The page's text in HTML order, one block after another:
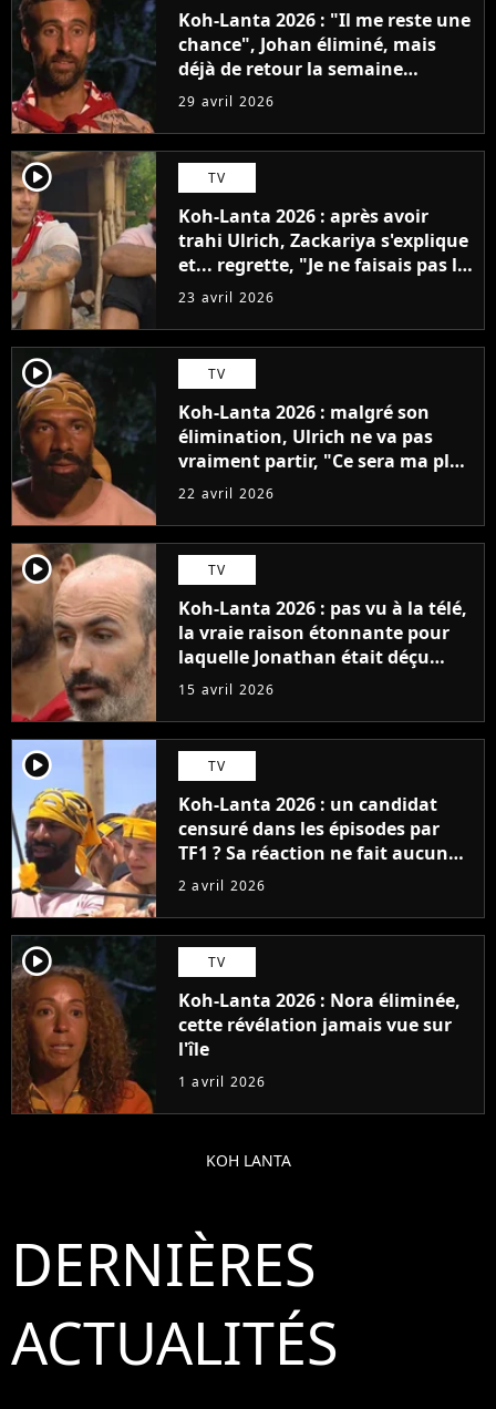
Koh-Lanta 2026 : "Il me reste une
chance", Johan éliminé, mais
déjà de retour la semaine
prochaine ?
29 avril 2026
player2 TV
Koh-Lanta 2026 : après avoir
trahi Ulrich, Zackariya s'explique
et... regrette, "Je ne faisais pas le
malin"
23 avril 2026
player2 TV
Koh-Lanta 2026 : malgré son
élimination, Ulrich ne va pas
vraiment partir, "Ce sera ma plus
grande fierté"
22 avril 2026
player2 TV
Koh-Lanta 2026 : pas vu à la télé,
la vraie raison étonnante pour
laquelle Jonathan était déçu
d'être éliminé
15 avril 2026
player2 TV
Koh-Lanta 2026 : un candidat
censuré dans les épisodes par
TF1 ? Sa réaction ne fait aucun
doute, "On m'a tellement moins
2 avril 2026
player2 TV
Koh-Lanta 2026 : Nora éliminée,
cette révélation jamais vue sur
l'île
1 avril 2026
KOH LANTA
DERNIÈRES
ACTUALITÉS